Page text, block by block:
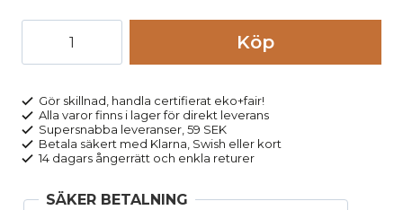
CAMERON
gråmelerad
mängd
Köp
Gör skillnad, handla certifierat eko+fair!
Alla varor finns i lager för direkt leverans
Supersnabba leveranser, 59 SEK
Betala säkert med Klarna, Swish eller kort
14 dagars ångerrätt och enkla returer
SÄKER BETALNING